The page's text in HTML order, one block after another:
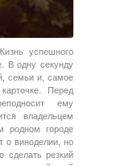
успешного
В одну секунду
семьи и, самое
Перед
ему
владельцем
родном городе
о виноделии, но
сделать резкий